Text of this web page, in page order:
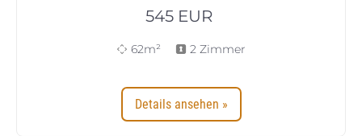
545 EUR
62m² 2 Zimmer
Details ansehen »